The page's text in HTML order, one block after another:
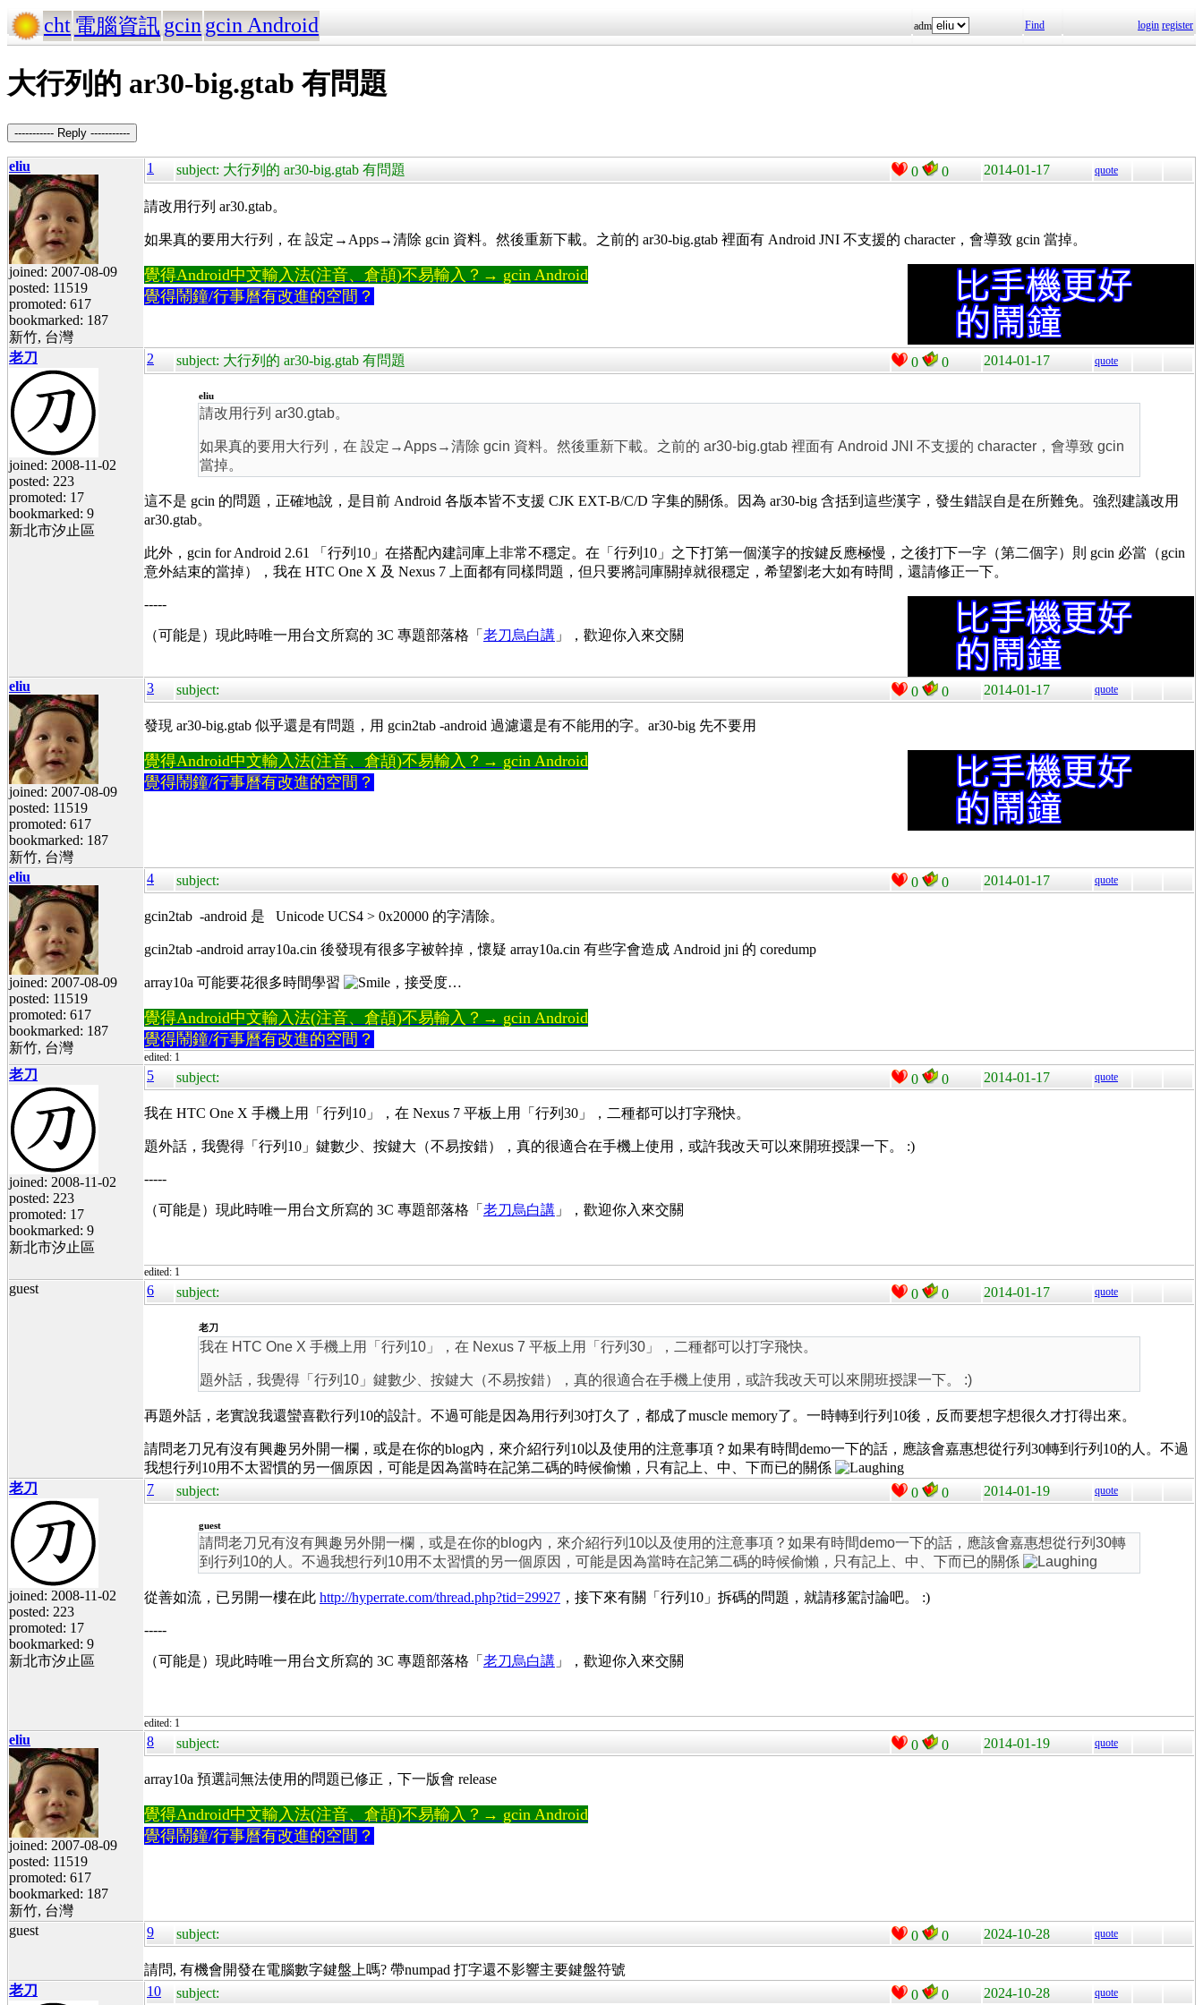
cht 電腦資訊 gcin gcin Android adm Find login register
大行列的 ar30-big.gtab 有問題
----------- Reply -----------
eliu
joined: 2007-08-09
posted: 11519
promoted: 617
bookmarked: 187
新竹, 台灣
1 subject: 大行列的 ar30-big.gtab 有問題 0 0 2014-01-17 quote
請改用行列 ar30.gtab。
如果真的要用大行列，在 設定→Apps→清除 gcin 資料。然後重新下載。之前的 ar30-big.gtab 裡面有 Android JNI 不支援的 character，會導致 gcin 當掉。
覺得Android中文輸入法(注音、倉頡)不易輸入？→ gcin Android
覺得鬧鐘/行事曆有改進的空間？
老刀
joined: 2008-11-02
posted: 223
promoted: 17
bookmarked: 9
新北市汐止區
2 subject: 大行列的 ar30-big.gtab 有問題 0 0 2014-01-17 quote
eliu
請改用行列 ar30.gtab。
如果真的要用大行列，在 設定→Apps→清除 gcin 資料。然後重新下載。之前的 ar30-big.gtab 裡面有 Android JNI 不支援的 character，會導致 gcin
當掉。
這不是 gcin 的問題，正確地說，是目前 Android 各版本皆不支援 CJK EXT-B/C/D 字集的關係。因為 ar30-big 含括到這些漢字，發生錯誤自是在所難免。強烈建議改用
ar30.gtab。
此外，gcin for Android 2.61 「行列10」在搭配內建詞庫上非常不穩定。在「行列10」之下打第一個漢字的按鍵反應極慢，之後打下一字（第二個字）則 gcin 必當（gcin
意外結束的當掉），我在 HTC One X 及 Nexus 7 上面都有同樣問題，但只要將詞庫關掉就很穩定，希望劉老大如有時間，還請修正一下。
-----
（可能是）現此時唯一用台文所寫的 3C 專題部落格「 老刀烏白講 」，歡迎你入來交關
eliu
joined: 2007-08-09
posted: 11519
promoted: 617
bookmarked: 187
新竹, 台灣
3 subject: 0 0 2014-01-17 quote
發現 ar30-big.gtab 似乎還是有問題，用 gcin2tab -android 過濾還是有不能用的字。ar30-big 先不要用
覺得Android中文輸入法(注音、倉頡)不易輸入？→ gcin Android
覺得鬧鐘/行事曆有改進的空間？
eliu
joined: 2007-08-09
posted: 11519
promoted: 617
bookmarked: 187
新竹, 台灣
4 subject: 0 0 2014-01-17 quote
gcin2tab -android 是 Unicode UCS4 > 0x20000 的字清除。
gcin2tab -android array10a.cin 後發現有很多字被幹掉，懷疑 array10a.cin 有些字會造成 Android jni 的 coredump
array10a 可能要花很多時間學習 ，接受度…
覺得Android中文輸入法(注音、倉頡)不易輸入？→ gcin Android
覺得鬧鐘/行事曆有改進的空間？
edited: 1
老刀
joined: 2008-11-02
posted: 223
promoted: 17
bookmarked: 9
新北市汐止區
5 subject: 0 0 2014-01-17 quote
我在 HTC One X 手機上用「行列10」，在 Nexus 7 平板上用「行列30」，二種都可以打字飛快。
題外話，我覺得「行列10」鍵數少、按鍵大（不易按錯），真的很適合在手機上使用，或許我改天可以來開班授課一下。 :)
-----
（可能是）現此時唯一用台文所寫的 3C 專題部落格「 老刀烏白講 」，歡迎你入來交關
edited: 1
guest 6 subject: 0 0 2014-01-17 quote
老刀
我在 HTC One X 手機上用「行列10」，在 Nexus 7 平板上用「行列30」，二種都可以打字飛快。
題外話，我覺得「行列10」鍵數少、按鍵大（不易按錯），真的很適合在手機上使用，或許我改天可以來開班授課一下。 :)
再題外話，老實說我還蠻喜歡行列10的設計。不過可能是因為用行列30打久了，都成了muscle memory了。一時轉到行列10後，反而要想字想很久才打得出來。
請問老刀兄有沒有興趣另外開一欄，或是在你的blog內，來介紹行列10以及使用的注意事項？如果有時間demo一下的話，應該會嘉惠想從行列30轉到行列10的人。不過
我想行列10用不太習慣的另一個原因，可能是因為當時在記第二碼的時候偷懶，只有記上、中、下而已的關係
老刀
joined: 2008-11-02
posted: 223
promoted: 17
bookmarked: 9
新北市汐止區
7 subject: 0 0 2014-01-19 quote
guest
請問老刀兄有沒有興趣另外開一欄，或是在你的blog內，來介紹行列10以及使用的注意事項？如果有時間demo一下的話，應該會嘉惠想從行列30轉
到行列10的人。不過我想行列10用不太習慣的另一個原因，可能是因為當時在記第二碼的時候偷懶，只有記上、中、下而已的關係
從善如流，已另開一樓在此 http://hyperrate.com/thread.php?tid=29927 ，接下來有關「行列10」拆碼的問題，就請移駕討論吧。 :)
-----
（可能是）現此時唯一用台文所寫的 3C 專題部落格「 老刀烏白講 」，歡迎你入來交關
edited: 1
eliu
joined: 2007-08-09
posted: 11519
promoted: 617
bookmarked: 187
新竹, 台灣
8 subject: 0 0 2014-01-19 quote
array10a 預選詞無法使用的問題已修正，下一版會 release
覺得Android中文輸入法(注音、倉頡)不易輸入？→ gcin Android
覺得鬧鐘/行事曆有改進的空間？
guest 9 subject: 0 0 2024-10-28 quote
請問, 有機會開發在電腦數字鍵盤上嗎? 帶numpad 打字還不影響主要鍵盤符號
老刀
10 subject: 0 0 2024-10-28 quote